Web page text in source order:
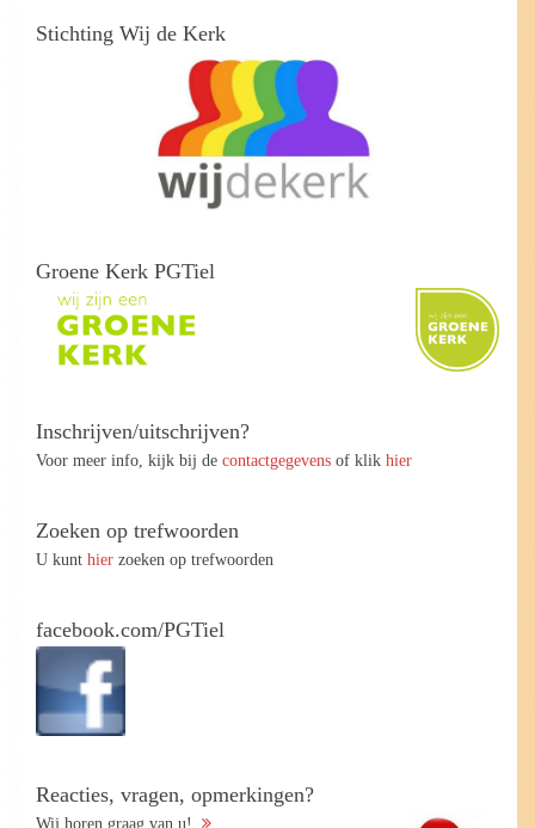
Stichting Wij de Kerk
Groene Kerk PGTiel
Inschrijven/uitschrijven?
Voor meer info, kijk bij de contactgegevens of klik hier
Zoeken op trefwoorden
U kunt hier zoeken op trefwoorden
facebook.com/PGTiel
Reacties, vragen, opmerkingen?
Wij horen graag van u!